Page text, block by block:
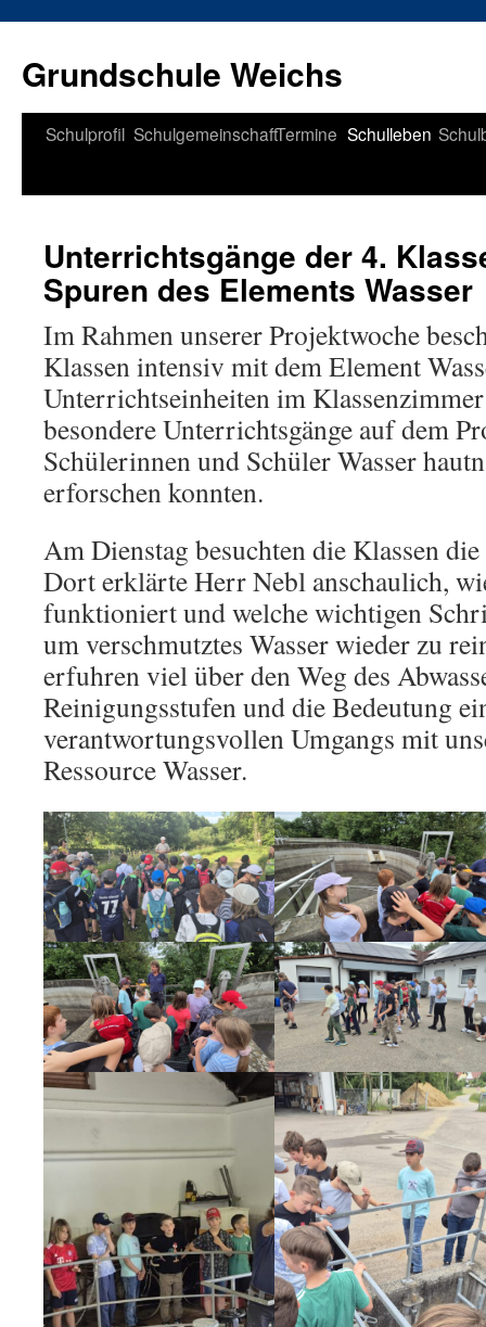
springen
Grundschule Weichs
Schulprofil SchulgemeinschaftTermine Schulleben
Unterrichtsgänge der 4.
Spuren des Elements Wasser
Im Rahmen unserer Projektwoche
Klassen intensiv mit dem Element
Unterrichtseinheiten im
besondere Unterrichtsgänge auf dem
Schülerinnen und Schüler Wasser
erforschen konnten.
Am Dienstag besuchten die Klassen
Dort erklärte Herr Nebl anschaulich,
funktioniert und welche wichtigen
um verschmutztes Wasser wieder zu
erfuhren viel über den Weg des
Reinigungsstufen und die Bedeutung
verantwortungsvollen Umgangs mit
Ressource Wasser.